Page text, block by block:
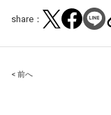
share：
Post
< 前へ